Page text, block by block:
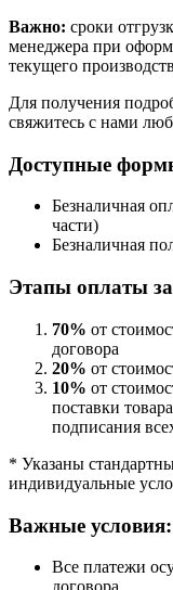
Важно: сроки
менеджера при
текущего
Для получения
свяжитесь с нами
Доступные
Безналичная
части)
Безналичная
Этапы оплаты
70% от
договора
20% от
10% от
поставки
подписания
* Указаны
индивидуальные
Важные условия:
Все платежи